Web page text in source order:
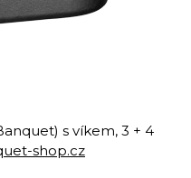
s víkem, 3 + 4
shop.cz